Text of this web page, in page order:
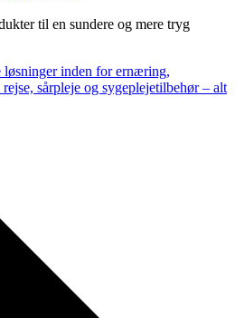
til en sundere og mere tryg
inden for ernæring,
sårpleje og sygeplejetilbehør – alt